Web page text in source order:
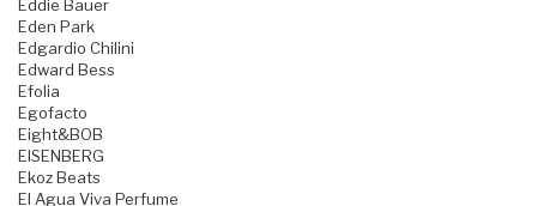
Eddie Bauer
Eden Park
Edgardio Chilini
Edward Bess
Efolia
Egofacto
Eight&BOB
EISENBERG
Ekoz Beats
El Agua Viva Perfume